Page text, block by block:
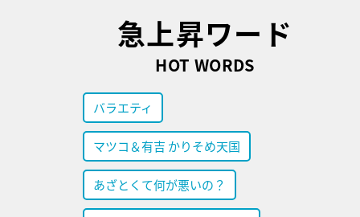
急上昇ワード
HOT WORDS
バラエティ
マツコ＆有吉 かりそめ天国
あざとくて何が悪いの？